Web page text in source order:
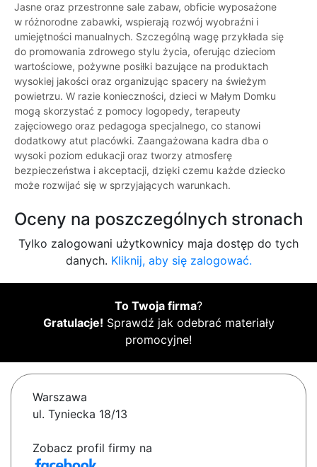
Jasne oraz przestronne sale zabaw, obficie wyposażone
w różnorodne zabawki, wspierają rozwój wyobraźni i
umiejętności manualnych. Szczególną wagę przykłada się
do promowania zdrowego stylu życia, oferując dzieciom
wartościowe, pożywne posiłki bazujące na produktach
wysokiej jakości oraz organizując spacery na świeżym
powietrzu. W razie konieczności, dzieci w Małym Domku
mogą skorzystać z pomocy logopedy, terapeuty
zajęciowego oraz pedagoga specjalnego, co stanowi
dodatkowy atut placówki. Zaangażowana kadra dba o
wysoki poziom edukacji oraz tworzy atmosferę
bezpieczeństwa i akceptacji, dzięki czemu każde dziecko
może rozwijać się w sprzyjających warunkach.
Oceny na poszczególnych stronach
Tylko zalogowani użytkownicy maja dostęp do tych
danych. Kliknij, aby się zalogować.
To Twoja firma?
Gratulacje! Sprawdź jak odebrać materiały
promocyjne!
Warszawa
ul. Tyniecka 18/13
Zobacz profil firmy na